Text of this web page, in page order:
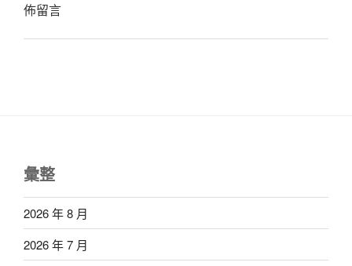
佈留言
彙整
2026 年 8 月
2026 年 7 月